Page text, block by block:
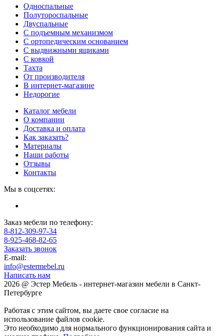
Односпальные
Полутороспальные
Двуспальные
С подъемным механизмом
С ортопедическим основанием
С выдвижными ящиками
С ковкой
Тахта
От производителя
В интернет-магазине
Недорогие
Каталог мебели
О компании
Доставка и оплата
Как заказать?
Материалы
Наши работы
Отзывы
Контакты
Мы в соцсетях:
Заказ мебели по телефону:
8-812-309-97-34
8-925-468-82-65
Заказать звонок
E-mail:
info@estermebel.ru
Написать нам
2026 @ Эстер Мебель - интернет-магазин мебели в Санкт-
Петербурге
Работая с этим сайтом, вы даете свое согласие на
использование файлов cookie.
Это необходимо для нормального функционирования сайта и